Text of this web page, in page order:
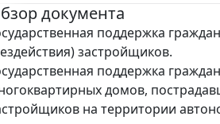
документа
поддержка
застройщиков.
поддержка
домов,
на территории